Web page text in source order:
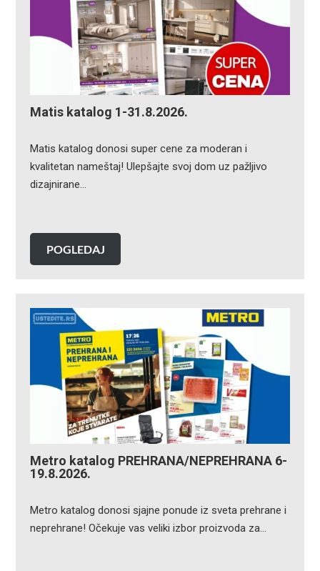
Matis katalog 1-31.8.2026.
Matis katalog donosi super cene za moderan i
kvalitetan nameštaj! Ulepšajte svoj dom uz pažljivo
dizajnirane…
POGLEDAJ
Metro katalog PREHRANA/NEPREHRANA 6-
19.8.2026.
Metro katalog donosi sjajne ponude iz sveta prehrane i
neprehrane! Očekuje vas veliki izbor proizvoda za…